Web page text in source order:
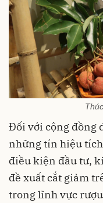
Đối với cộng đồng
những tín hiệu
điều kiện đầu tư,
đề xuất cắt giảm
trong lĩnh vực